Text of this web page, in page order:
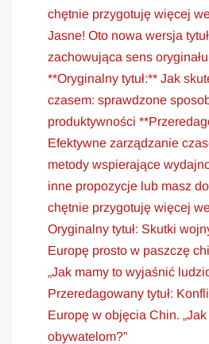
chętnie przygotuję więcej
Jasne! Oto nowa wersja
zachowująca sens
**Oryginalny tytuł:** Jak
czasem: sprawdzone
produktywności
Efektywne zarządzanie
metody wspierające
inne propozycje lub masz
chętnie przygotuję więcej
Oryginalny tytuł: Skutki
Europę prosto w paszczę
„Jak mamy to wyjaśnić
Przeredagowany tytuł:
Europę w objęcia Chin. „Jak
obywatelom?”